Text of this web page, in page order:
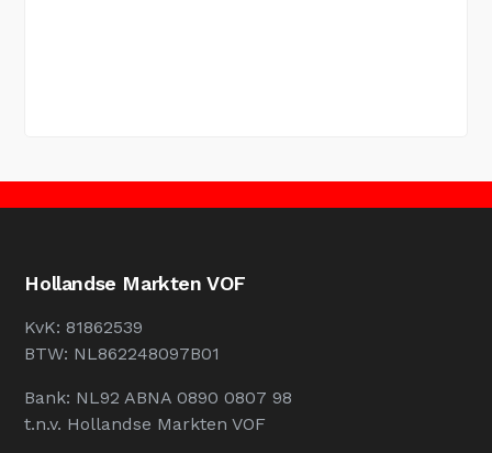
Hollandse Markten VOF
KvK: 81862539
BTW: NL862248097B01
Bank: NL92 ABNA 0890 0807 98
t.n.v. Hollandse Markten VOF